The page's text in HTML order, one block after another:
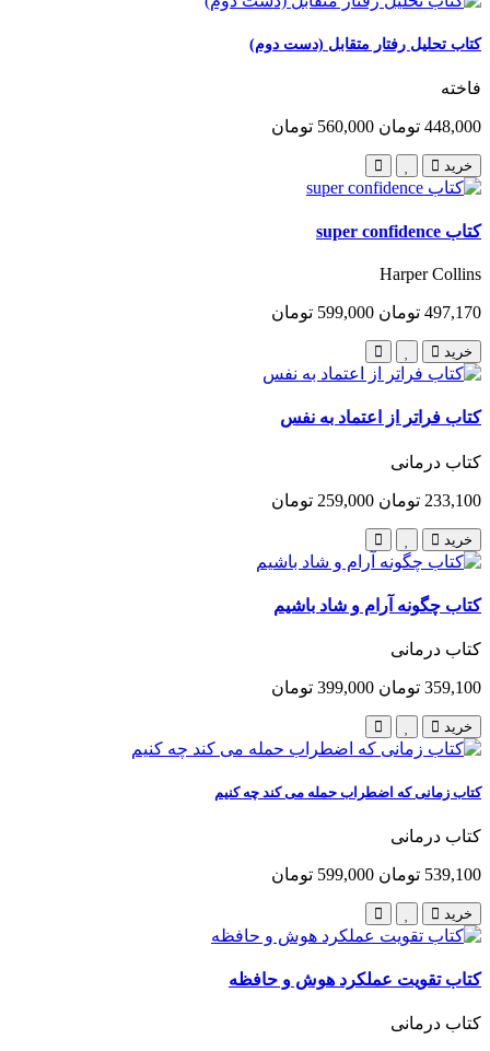
کتاب تحلیل رفتار متقابل (دست دوم)
فاخته
448,000 تومان 560,000 تومان
خرید
کتاب super confidence
Harper Collins
497,170 تومان 599,000 تومان
خرید
کتاب فراتر از اعتماد به نفس
کتاب درمانی
233,100 تومان 259,000 تومان
خرید
کتاب چگونه آرام و شاد باشیم
کتاب درمانی
359,100 تومان 399,000 تومان
خرید
کتاب زمانی که اضطراب حمله می کند چه کنیم
کتاب درمانی
539,100 تومان 599,000 تومان
خرید
کتاب تقویت عملکرد هوش و حافظه
کتاب درمانی